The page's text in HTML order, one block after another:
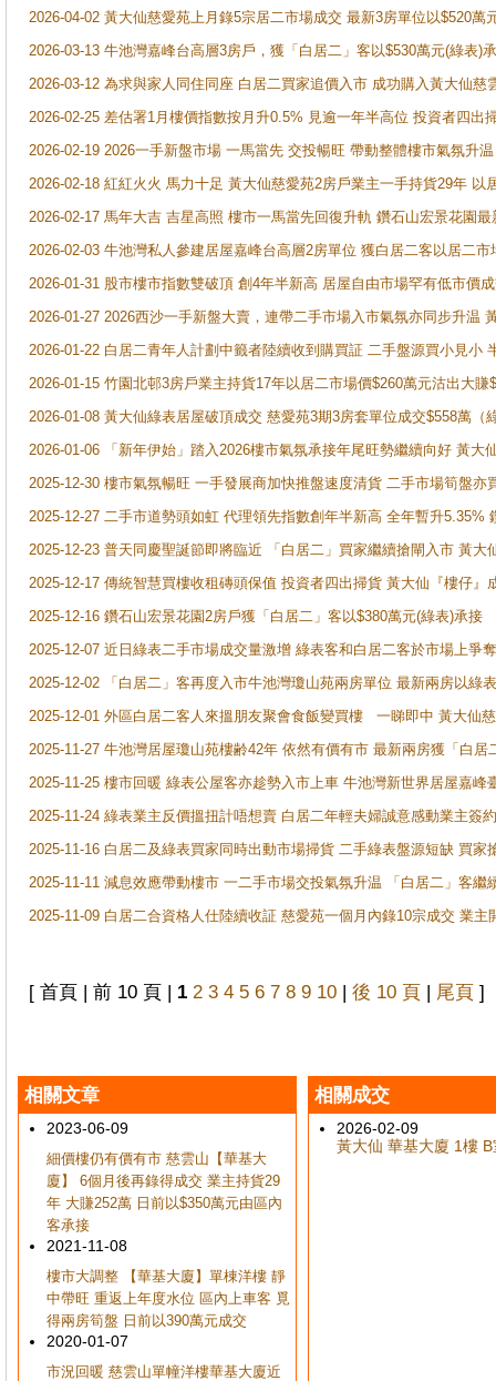
2026-04-02 黃大仙慈愛苑上月錄5宗居二市場成交 最新3房單位以$520萬
2026-03-13 牛池灣嘉峰台高層3房戶，獲「白居二」客以$530萬元(綠表)
2026-03-12 為求與家人同住同座 白居二買家追價入市 成功購入黃大仙
2026-02-25 差估署1月樓價指數按月升0.5% 見逾一年半高位 投資者四
2026-02-19 2026一手新盤市場 一馬當先 交投暢旺 帶動整體樓市氣氛升
2026-02-18 紅紅火火 馬力十足 黃大仙慈愛苑2房戶業主一手持貨29年 以
2026-02-17 馬年大吉 吉星高照 樓市一馬當先回復升軌 鑽石山宏景花園
2026-02-03 牛池灣私人參建居屋嘉峰台高層2房單位 獲白居二客以居二市
2026-01-31 股市樓市指數雙破頂 創4年半新高 居屋自由市場罕有低市價
2026-01-27 2026西沙一手新盤大賣，連帶二手市場入市氣氛亦同步升温
2026-01-22 白居二青年人計劃中籤者陸續收到購買証 二手盤源買小見小
2026-01-15 竹園北邨3房戶業主持貨17年以居二市場價$260萬元沽出大賺
2026-01-08 黃大仙綠表居屋破頂成交 慈愛苑3期3房套單位成交$558萬（
2026-01-06 「新年伊始」踏入2026樓市氣氛承接年尾旺勢繼續向好 黃
2025-12-30 樓市氣氛暢旺 一手發展商加快推盤速度清貨 二手市場筍盤
2025-12-27 二手市道勢頭如虹 代理領先指數創年半新高 全年暫升5.35%
2025-12-23 普天同慶聖誕節即將臨近 「白居二」買家繼續搶閘入市 黃
2025-12-17 傳統智慧買樓收租磚頭保值 投資者四出掃貨 黃大仙『樓仔
2025-12-16 鑽石山宏景花園2房戶獲「白居二」客以$380萬元(綠表)承接
2025-12-07 近日綠表二手市場成交量激增 綠表客和白居二客於市場上
2025-12-02 「白居二」客再度入市牛池灣瓊山苑兩房單位 最新兩房以綠
2025-12-01 外區白居二客人來搵朋友聚會食飯變買樓 一睇即中 黃大仙
2025-11-27 牛池灣居屋瓊山苑樓齢42年 依然有價有市 最新兩房獲「白居
2025-11-25 樓市回暖 綠表公屋客亦趁勢入市上車 牛池灣新世界居屋嘉峰
2025-11-24 綠表業主反價搵扭計唔想賣 白居二年輕夫婦誠意感動業主簽
2025-11-16 白居二及綠表買家同時出動市場掃貨 二手綠表盤源短缺 買
2025-11-11 減息效應帶動樓市 一二手市場交投氣氛升温 「白居二」客
2025-11-09 白居二合資格人仕陸續收証 慈愛苑一個月內錄10宗成交 業
[ 首頁 | 前 10 頁 | 1 2 3 4 5 6 7 8 9 10 | 後 10 頁 | 尾頁 ]
相關文章
2023-06-09
細價樓仍有價有市 慈雲山【華基大
廈】 6個月後再錄得成交 業主持貨29
年 大賺252萬 日前以$350萬元由區內
客承接
2021-11-08
樓市大調整 【華基大廈】單棟洋樓 靜
中帶旺 重返上年度水位 區內上車客 覓
得兩房筍盤 日前以390萬元成交
2020-01-07
市況回暖 慈雲山單幢洋樓華基大廈近
相關成交
2026-02-09
黃大仙 華基大廈 1樓